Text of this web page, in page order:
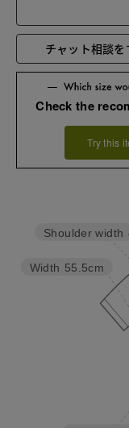
チャット相談を
Check the
Try this
Width 55.5cm
Shoulder width